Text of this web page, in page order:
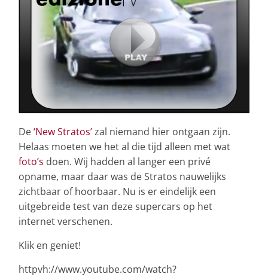
De‘New Stratos’zal niemand hier ontgaan zijn.
Helaas moeten we het al die tijd alleen met wat
foto’s doen. Wij hadden al langer een privé
opname, maar daar was de Stratos nauwelijks
zichtbaar of hoorbaar. Nu is er eindelijk een
uitgebreide test van deze supercars op het
internet verschenen.
Klik en geniet!
httpvh://www.youtube.com/watch?